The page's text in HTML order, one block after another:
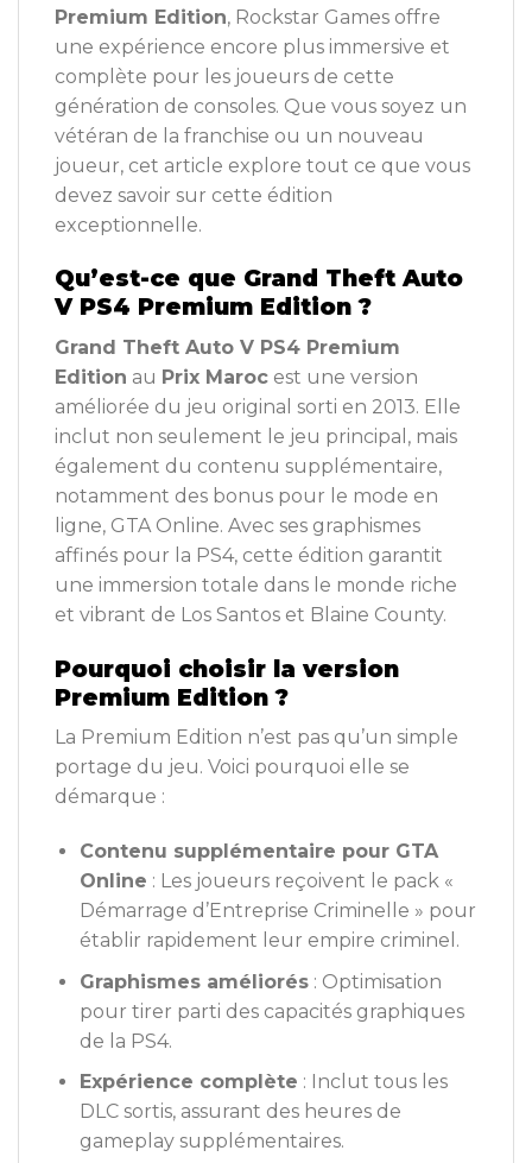
Premium Edition, Rockstar Games offre
une expérience encore plus immersive et
complète pour les joueurs de cette
génération de consoles. Que vous soyez un
vétéran de la franchise ou un nouveau
joueur, cet article explore tout ce que vous
devez savoir sur cette édition
exceptionnelle.
Qu’est-ce que Grand Theft Auto
V PS4 Premium Edition ?
Grand Theft Auto V PS4 Premium
Edition au Prix Maroc est une version
améliorée du jeu original sorti en 2013. Elle
inclut non seulement le jeu principal, mais
également du contenu supplémentaire,
notamment des bonus pour le mode en
ligne, GTA Online. Avec ses graphismes
affinés pour la PS4, cette édition garantit
une immersion totale dans le monde riche
et vibrant de Los Santos et Blaine County.
Pourquoi choisir la version
Premium Edition ?
La Premium Edition n’est pas qu’un simple
portage du jeu. Voici pourquoi elle se
démarque :
Contenu supplémentaire pour GTA
Online : Les joueurs reçoivent le pack «
Démarrage d’Entreprise Criminelle » pour
établir rapidement leur empire criminel.
Graphismes améliorés: Optimisation
pour tirer parti des capacités graphiques
de la PS4.
Expérience complète : Inclut tous les
DLC sortis, assurant des heures de
gameplay supplémentaires.